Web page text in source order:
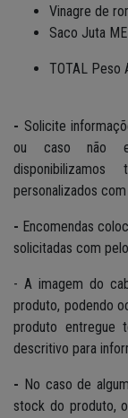
Vinagre de
Saco Juta
TOTAL Peso
- Solicite
ou caso não
personalizados
- Encomendas
solicitadas com
- A imagem do
produto, podendo
produto entregue
descritivo para
- No caso de
stock do produto,